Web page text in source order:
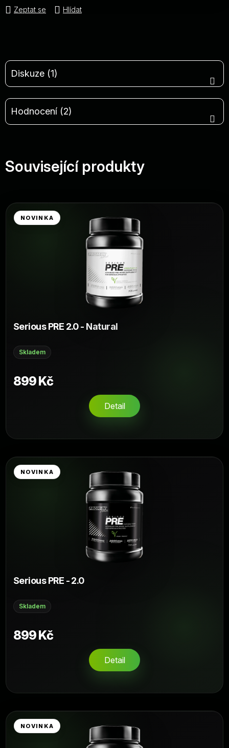
Zeptat se Hlídat
Diskuze (1)
Hodnocení (2)
Související produkty
NOVINKA
Serious PRE 2.0 - Natural
Skladem
899 Kč
Detail
NOVINKA
Serious PRE - 2.0
Skladem
899 Kč
Detail
NOVINKA